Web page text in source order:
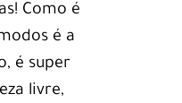
Como é
é a
é super
livre,